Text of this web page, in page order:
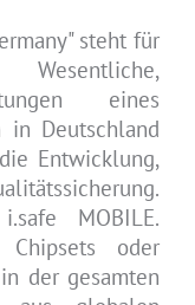
steht für
eines
in Deutschland
Entwicklung,
MOBILE.
oder
der gesamten